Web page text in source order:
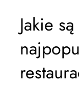
Jakie są